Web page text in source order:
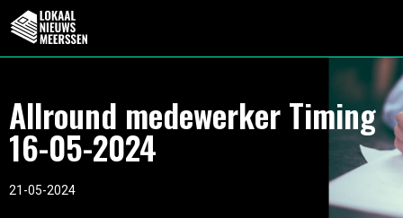
Allround medewerker Timing
16-05-2024
21-05-2024